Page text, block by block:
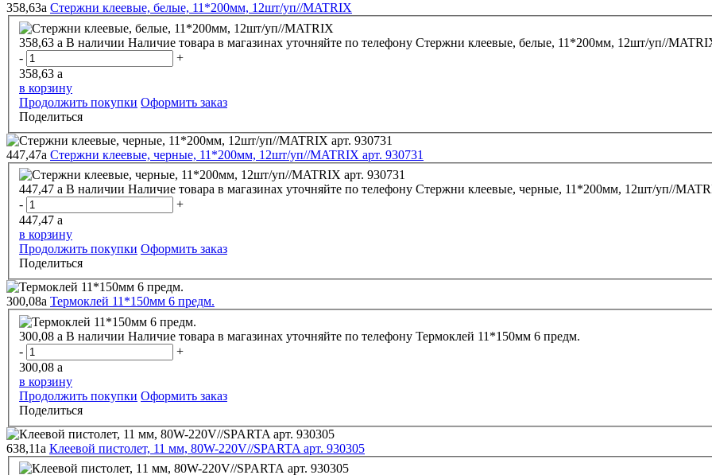
358,63a Стержни клеевые, белые, 11*200мм, 12шт/уп//MATRIX
358,63 a В наличии Наличие товара в магазинах уточняйте по телефону Стержни клеевые, белые, 11*200мм, 12шт/уп//
-
+
358,63 a
в корзину
Продолжить покупки Оформить заказ
Поделиться
447,47a Стержни клеевые, черные, 11*200мм, 12шт/уп//MATRIX арт. 930731
447,47 a В наличии Наличие товара в магазинах уточняйте по телефону Стержни клеевые, черные, 11*200мм, 12шт/уп//
-
+
447,47 a
в корзину
Продолжить покупки Оформить заказ
Поделиться
300,08a Термоклей 11*150мм 6 предм.
300,08 a В наличии Наличие товара в магазинах уточняйте по телефону Термоклей 11*150мм 6 предм.
-
+
300,08 a
в корзину
Продолжить покупки Оформить заказ
Поделиться
638,11a Клеевой пистолет, 11 мм, 80W-220V//SPARTA арт. 930305